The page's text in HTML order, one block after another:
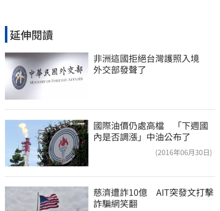
延伸閱讀
非洲這國拒絕台灣護照入境
外交部發聲了
國際油價仍處高檔 「下週國
內是否調漲」中油公布了
(2016年06月30日)
慈濟遭詐10億　AIT突發文打擊
詐騙網笑翻